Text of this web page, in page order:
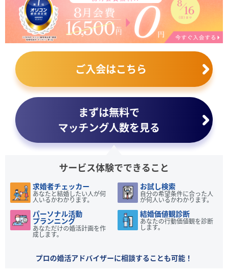
まずは無料で
マッチング人数を見る
ご入会はこちら
サービス体験でできること
求婚者チェッカー
あなたと結婚したい人が何
人いるかわかります。
お試し検索
自分の希望条件に合った人
が何人いるかわかります。
パーソナル活動
プランニング
あなただけの婚活計画を作
成します。
結婚価値観診断
あなたの行動価値観を診断
します。
プロの婚活アドバイザーに相談することも可能！